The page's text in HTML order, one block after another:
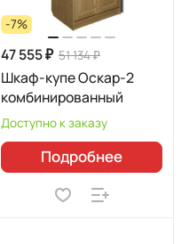
-7%
47 555 ₽ 51 134 ₽
Шкаф-купе Оскар-2
комбинированный
Доступно к заказу
Подробнее